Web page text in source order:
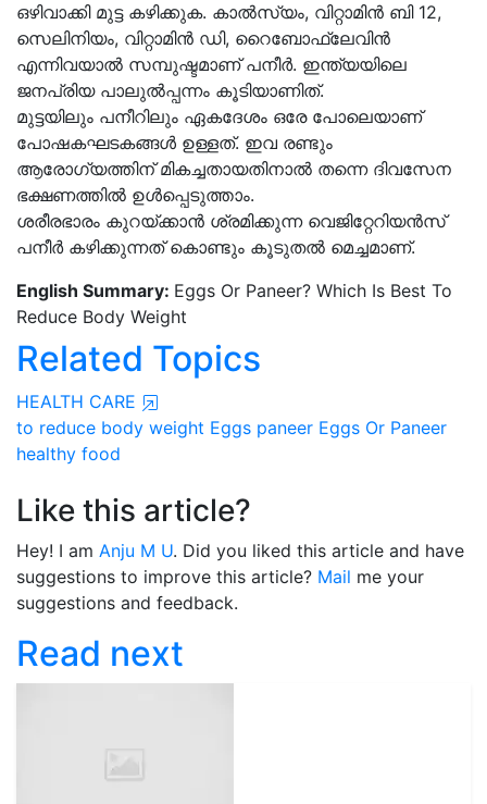
ഒഴിവാക്കി മുട്ട കഴിക്കുക. കാല്‍സ്യം, വിറ്റാമിന്‍ ബി 12,
സെലിനിയം, വിറ്റാമിന്‍ ഡി, റൈബോഫ്‌ലേവിന്‍
എന്നിവയാൽ സമ്പുഷ്ടമാണ് പനീർ. ഇന്ത്യയിലെ
ജനപ്രിയ പാലുല്‍പ്പന്നം കൂടിയാണിത്.
മുട്ടയിലും പനീറിലും ഏകദേശം ഒരേ പോലെയാണ്
പോഷകഘടകങ്ങൾ ഉള്ളത്. ഇവ രണ്ടും
ആരോഗ്യത്തിന് മികച്ചതായതിനാൽ തന്നെ ദിവസേന
ഭക്ഷണത്തില്‍ ഉള്‍പ്പെടുത്താം.
ശരീരഭാരം കുറയ്ക്കാന്‍ ശ്രമിക്കുന്ന വെജിറ്റേറിയൻസ്
പനീര്‍ കഴിക്കുന്നത് കൊണ്ടും കൂടുതൽ മെച്ചമാണ്.
English Summary: Eggs Or Paneer? Which Is Best To
Reduce Body Weight
Related Topics
HEALTH CARE
to reduce body weight Eggs paneer Eggs Or Paneer
healthy food
Like this article?
Hey! I am Anju M U. Did you liked this article and have
suggestions to improve this article? Mail me your
suggestions and feedback.
Read next